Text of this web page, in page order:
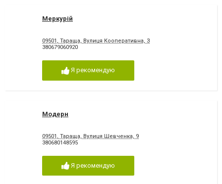
Меркурій
09501, Тараща, Вулиця Кооперативна, 3
380679060920
Я рекомендую
Модерн
09501, Тараща, Вулиця Шевченка, 9
380680148595
Я рекомендую